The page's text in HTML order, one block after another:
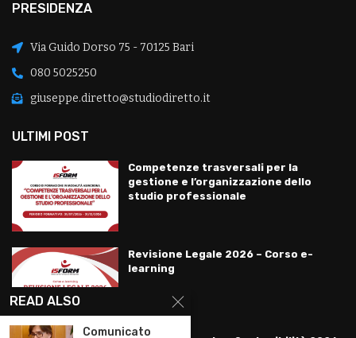
PRESIDENZA
Via Guido Dorso 75 - 70125 Bari
080 5025250
giuseppe.diretto@studiodiretto.it
ULTIMI POST
Competenze trasversali per la
gestione e l’organizzazione dello
studio professionale
Revisione Legale 2026 – Corso e-
learning
READ ALSO
Comunicato